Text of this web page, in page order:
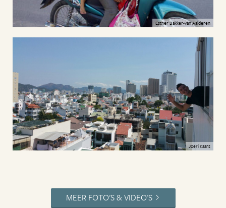
Esther Bakker-van Aalderen
Joeri Kaars
MEER FOTO'S & VIDEO'S